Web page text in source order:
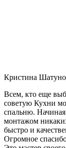
Кристина
Всем, кто еще
советую Кухни
спальню. Начиная
монтажом
быстро и
Огромное